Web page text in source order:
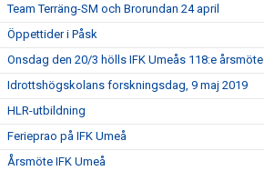
Team Terräng-SM och Brorundan 24 april
Öppettider i Påsk
Onsdag den 20/3 hölls IFK Umeås 118:e årsmöte
Idrottshögskolans forskningsdag, 9 maj 2019
HLR-utbildning
Ferieprao på IFK Umeå
Årsmöte IFK Umeå